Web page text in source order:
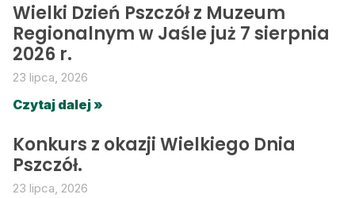
Wielki Dzień Pszczół z Muzeum
Regionalnym w Jaśle już 7 sierpnia
2026 r.
23 lipca, 2026
Czytaj dalej »
Konkurs z okazji Wielkiego Dnia
Pszczół.
23 lipca, 2026